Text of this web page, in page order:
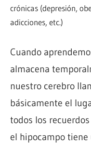
crónicas (depresión,
adicciones, etc.)
Cuando
almacena
nuestro cerebro
básicamente el
todos los
el hipocampo tiene